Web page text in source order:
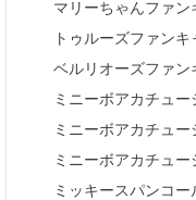
マリーちゃんファン
トゥルーズファンキ
ベルリオーズファン
ミニーボアカチュ
ミニーボアカチュ
ミニーボアカチュ
ミッキースパンコ